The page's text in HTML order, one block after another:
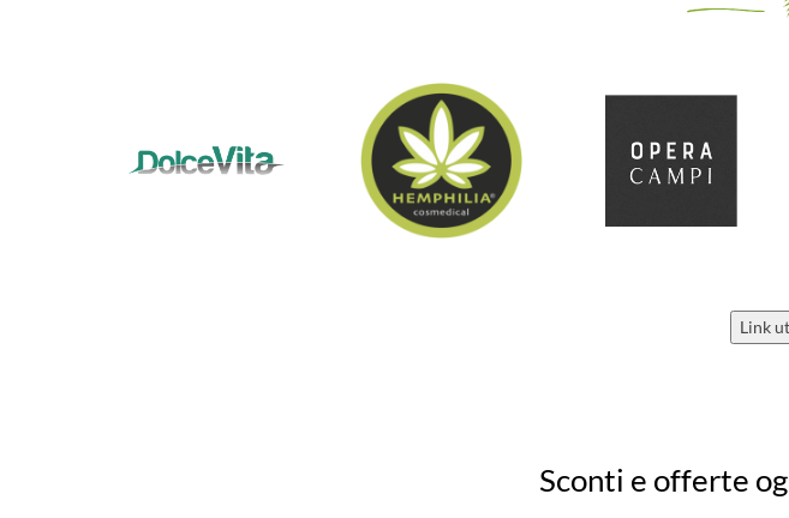
Link
Sconti e offerte